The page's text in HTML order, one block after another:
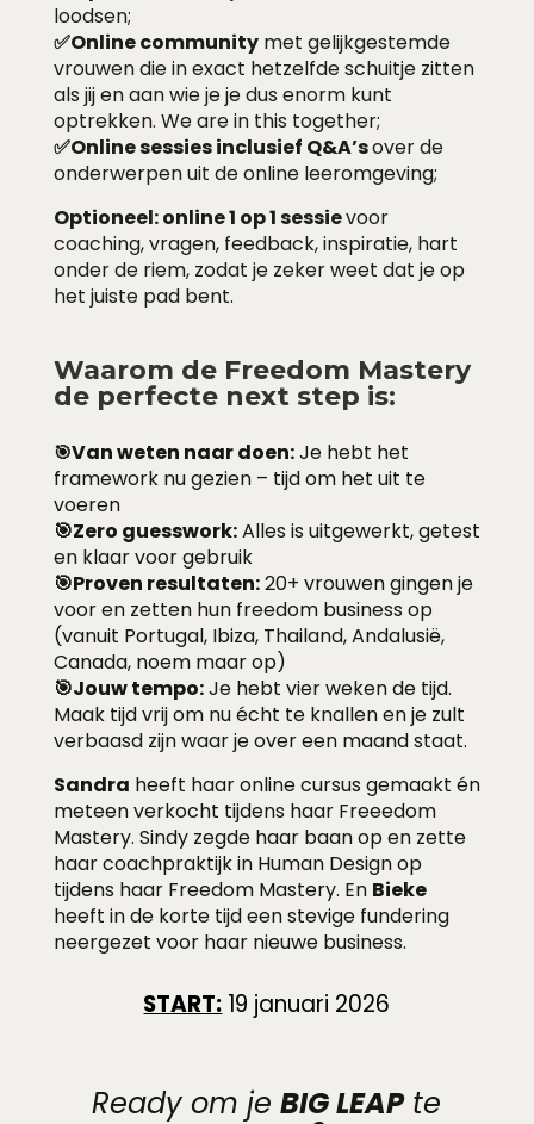
loodsen;
✅Online communitymet gelijkgestemde
vrouwen die in exact hetzelfde schuitje zitten
als jij en aan wie je je dus enorm kunt
optrekken. We are in this together;
✅Online sessies inclusief Q&A’sover de
onderwerpen uit de online leeromgeving;
Optioneel: online 1 op 1 sessievoor
coaching, vragen, feedback, inspiratie, hart
onder de riem, zodat je zeker weet dat je op
het juiste pad bent.
Waarom de Freedom Mastery
de perfecte next step is:
🎯Van weten naar doen:Je hebt het
framework nu gezien – tijd om het uit te
voeren
🎯Zero guesswork:Alles is uitgewerkt, getest
en klaar voor gebruik
🎯Proven resultaten:20+ vrouwen gingen je
voor en zetten hun freedom business op
(vanuit Portugal, Ibiza, Thailand, Andalusië,
Canada, noem maar op)
🎯Jouw tempo:Je hebt vier weken de tijd.
Maak tijd vrij om nu écht te knallen en je zult
verbaasd zijn waar je over een maand staat.
Sandra heeft haar online cursus gemaakt én
meteen verkocht tijdens haar Freeedom
Mastery. Sindy zegde haar baan op en zette
haar coachpraktijk in Human Design op
tijdens haar Freedom Mastery. En Bieke
heeft in de korte tijd een stevige fundering
neergezet voor haar nieuwe business.
START: 19 januari 2026
Ready om jeBIG LEAPte